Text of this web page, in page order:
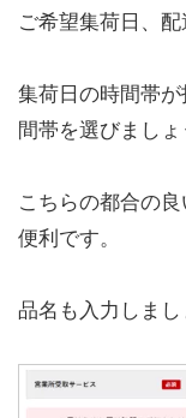
ご希望集荷日、配
集荷日の時間帯
間帯を選びましょ
こちらの都合の
便利です。
品名も入力しまし